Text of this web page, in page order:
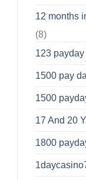
12 months
(8)
123
1500 pay
1500
17 And 20
1800